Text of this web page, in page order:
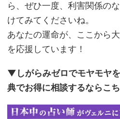
ら、ぜひ一度、利害関係の
けてみてくださいね。
あなたの運命が、ここから
を応援しています！
▼しがらみゼロでモヤモヤ
典でお得に相談するならこ